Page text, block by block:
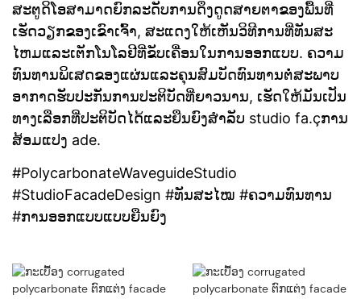
ສະຕູດິໂອສາມາດຍົກລະດັບການດຶງດູດສາຍຕາຂອງພື້ນທີ່
ເຮັດວຽກຂອງເຂົາເຈົ້າ, ສະແດງໃຫ້ເຫັນວິທີການທີ່ທັນສະ
ໄຫມແລະເຕັກໂນໂລຢີທີ່ຂັບເຄື່ອນໃນການອອກແບບ. ຄວາມ
ທົນທານພິເສດຂອງແຜ່ນແລະຄຸນສົມບັດທົນທານຕໍ່ສະພາບ
ອາກາດຮັບປະກັນການປະຕິບັດທີ່ຍາວນານ, ເຮັດໃຫ້ມັນເປັນ
ທາງເລືອກທີ່ປະຕິບັດໄດ້ແລະຍືນຍົງສໍາລັບ studio fa.çການ​
ສ້ອມ​ແປງ ade.
#PolycarbonateWaveguideStudio
#StudioFacadeDesign #ທັນສະໄໝ #ຄວາມທົນທານ
#ການອອກແບບແບບຍືນຍົງ